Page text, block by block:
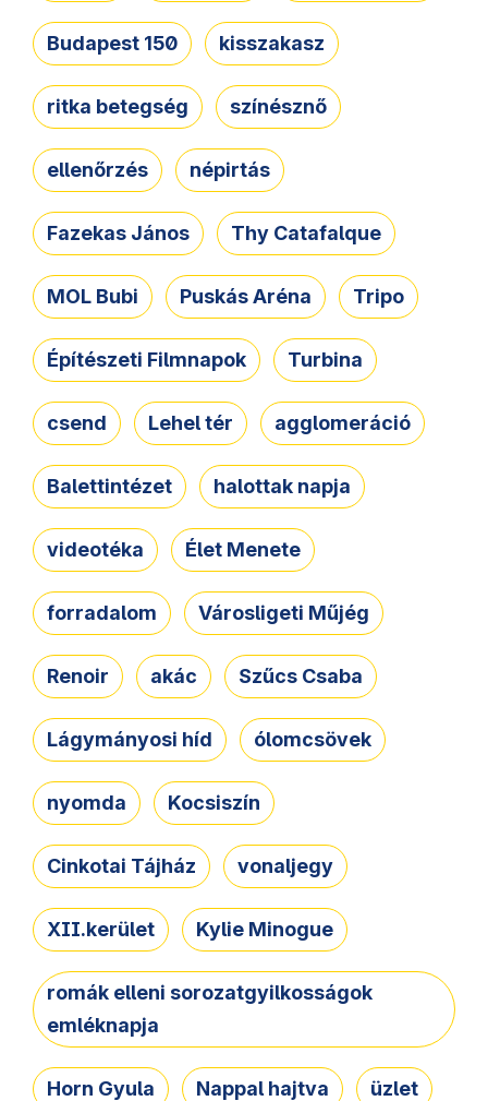
Budapest 150 kisszakasz
ritka betegség színésznő
ellenőrzés népirtás
Fazekas János Thy Catafalque
MOL Bubi Puskás Aréna Tripo
Építészeti Filmnapok Turbina
csend Lehel tér agglomeráció
Balettintézet halottak napja
videotéka Élet Menete
forradalom Városligeti Műjég
Renoir akác Szűcs Csaba
Lágymányosi híd ólomcsövek
nyomda Kocsiszín
Cinkotai Tájház vonaljegy
XII.kerület Kylie Minogue
romák elleni sorozatgyilkosságok
emléknapja
Horn Gyula Nappal hajtva üzlet